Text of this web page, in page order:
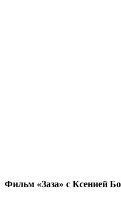
Фильм «Заза» с Ксенией